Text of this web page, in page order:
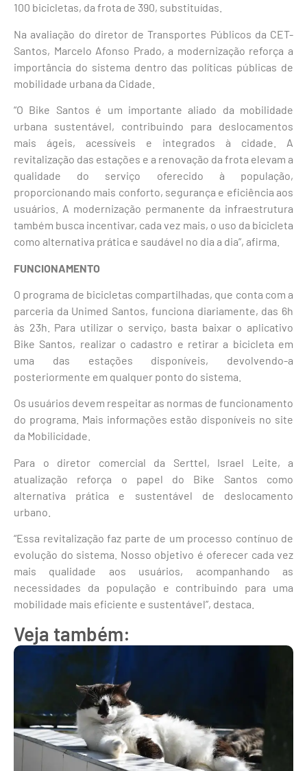
100 bicicletas, da frota de 390, substituídas.
Na avaliação do diretor de Transportes Públicos da CET-
Santos, Marcelo Afonso Prado, a modernização reforça a
importância do sistema dentro das políticas públicas de
mobilidade urbana da Cidade.
“O Bike Santos é um importante aliado da mobilidade
urbana sustentável, contribuindo para deslocamentos
mais ágeis, acessíveis e integrados à cidade. A
revitalização das estações e a renovação da frota elevam a
qualidade do serviço oferecido à população,
proporcionando mais conforto, segurança e eficiência aos
usuários. A modernização permanente da infraestrutura
também busca incentivar, cada vez mais, o uso da bicicleta
como alternativa prática e saudável no dia a dia”, afirma.
FUNCIONAMENTO
O programa de bicicletas compartilhadas, que conta com a
parceria da Unimed Santos, funciona diariamente, das 6h
às 23h. Para utilizar o serviço, basta baixar o aplicativo
Bike Santos, realizar o cadastro e retirar a bicicleta em
uma das estações disponíveis, devolvendo-a
posteriormente em qualquer ponto do sistema.
Os usuários devem respeitar as normas de funcionamento
do programa. Mais informações estão disponíveis no site
da Mobilicidade.
Para o diretor comercial da Serttel, Israel Leite, a
atualização reforça o papel do Bike Santos como
alternativa prática e sustentável de deslocamento
urbano.
“Essa revitalização faz parte de um processo contínuo de
evolução do sistema. Nosso objetivo é oferecer cada vez
mais qualidade aos usuários, acompanhando as
necessidades da população e contribuindo para uma
mobilidade mais eficiente e sustentável”, destaca.
Veja também: